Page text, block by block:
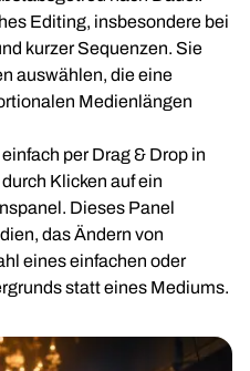
Editing, insbesondere bei
kurzer Sequenzen. Sie
auswählen, die eine
Medienlängen
per Drag & Drop in
Klicken auf ein
Dieses Panel
das Ändern von
eines einfachen oder
statt eines Mediums.